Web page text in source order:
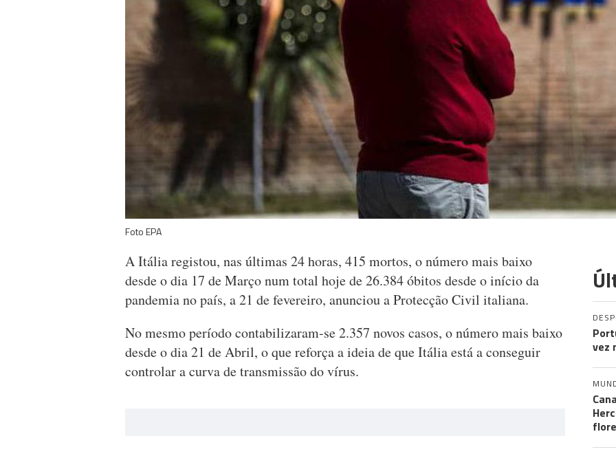
Foto EPA
A Itália registou, nas últimas 24 horas, 415 mortos, o número mais baixo
desde o dia 17 de Março num total hoje de 26.384 óbitos desde o início da
pandemia no país, a 21 de fevereiro, anunciou a Protecção Civil italiana.
No mesmo período contabilizaram-se 2.357 novos casos, o número mais baixo
desde o dia 21 de Abril, o que reforça a ideia de que Itália está a conseguir
controlar a curva de transmissão do vírus.
vez